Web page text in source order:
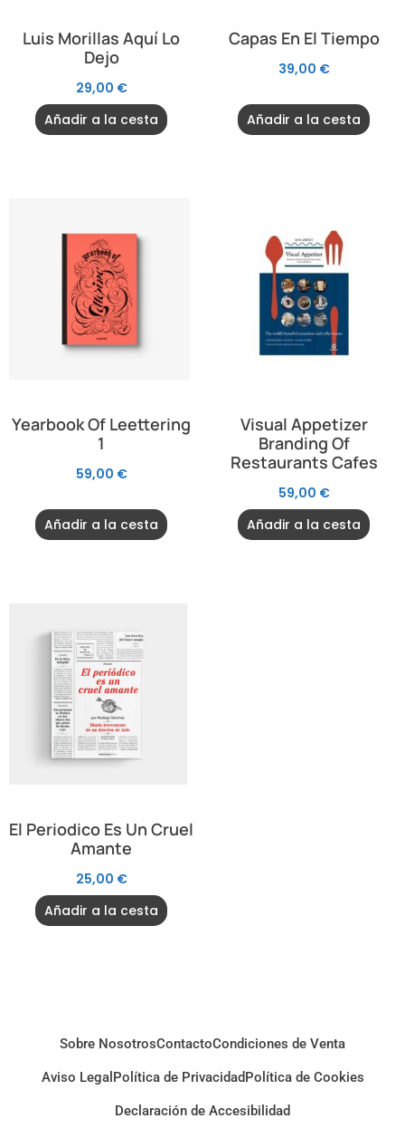
Luis Morillas Aquí Lo
Dejo
29,00 €
Añadir a la cesta
Capas En El Tiempo
39,00 €
Añadir a la cesta
Yearbook Of Leettering
1
59,00 €
Añadir a la cesta
Visual Appetizer
Branding Of
Restaurants Cafes
59,00 €
Añadir a la cesta
El Periodico Es Un Cruel
Amante
25,00 €
Añadir a la cesta
Sobre NosotrosContactoCondiciones de Venta
Aviso Legal Política de PrivacidadPolítica de Cookies
Declaración de Accesibilidad